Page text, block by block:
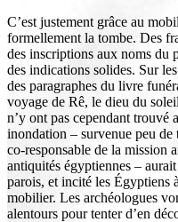
C’est justement grâce au
formellement la tombe. Des
des inscriptions aux noms du
des indications solides. Sur
des paragraphes du livre
voyage de Rê, le dieu du
n’y ont pas cependant trouvé
inondation – survenue peu de
co-responsable de la mission
antiquités égyptiennes –
parois, et incité les Égyptiens
mobilier. Les archéologues
alentours pour tenter d’en